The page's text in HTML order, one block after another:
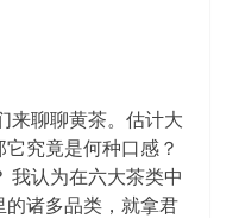
来聊聊黄茶。估计大
究竟是何种口感？
我认为在六大茶类中
的诸多品类，就拿君